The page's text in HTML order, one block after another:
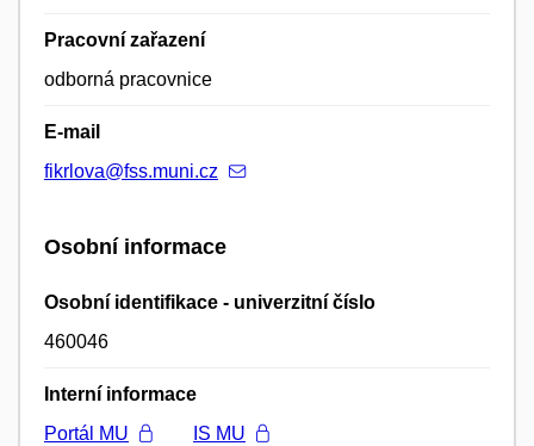
Pracovní zařazení
odborná pracovnice
E-mail
fikrlova@fss.muni.cz
Osobní informace
Osobní identifikace - univerzitní číslo
460046
Interní informace
Portál MU
IS MU